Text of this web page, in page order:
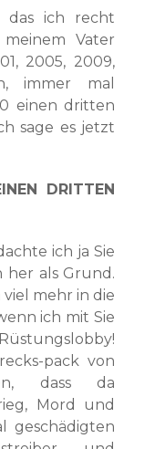
das ich recht
Vater
2005, 2009,
immer mal
einen dritten
sage es jetzt
DRITTEN
ich ja Sie
her als Grund.
mehr in die
ich mit Sie
pack von
dass da
Mord und
geschädigten